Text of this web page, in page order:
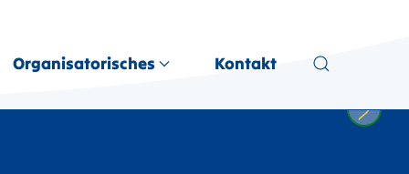
Organisatorisches Kontakt